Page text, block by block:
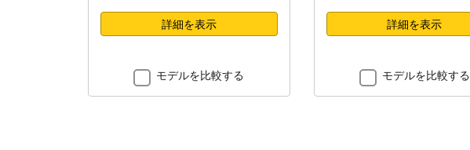
詳細を表示
モデルを比較する
詳細を表示
モデルを比較する